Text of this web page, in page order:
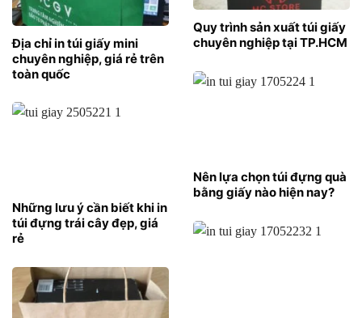
Quy trình sản xuất túi giấy
chuyên nghiệp tại TP.HCM
Địa chỉ in túi giấy mini
chuyên nghiệp, giá rẻ trên
toàn quốc
Nên lựa chọn túi đựng quà
bằng giấy nào hiện nay?
Những lưu ý cần biết khi in
túi đựng trái cây đẹp, giá
rẻ